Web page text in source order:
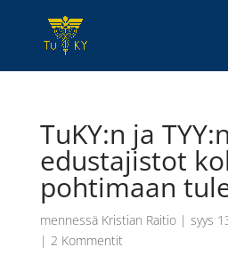
TuKY:n ja TYY:n
edustajistot
pohtimaan
mennessä Kristian Raitio| syys
| 2 Kommentit